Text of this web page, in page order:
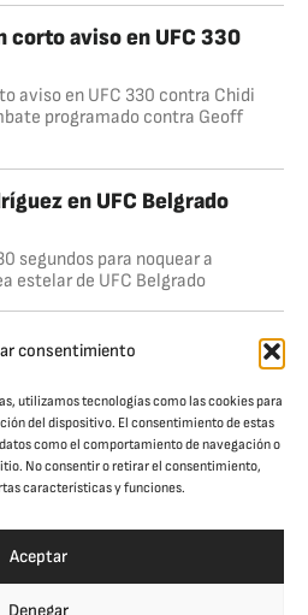
consentimiento
utilizamos tecnologías como las cookies para
del dispositivo. El consentimiento de estas
como el comportamiento de navegación o
No consentir o retirar el consentimiento,
características y funciones.
Aceptar
Denegar
corto aviso en UFC 330
aviso en UFC 330 contra Chidi
programado contra Geoff
en UFC Belgrado
segundos para noquear a
estelar de UFC Belgrado
la senda del triunfo al derrotar
técnico en el quinto round,
UFC Abu Dhabi. El